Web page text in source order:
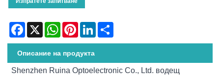
Facebook
X WhatsAppPinterestLinkedIn
Описание на продукта
Shenzhen Ruina Optoelectronic Co., Ltd. водещ